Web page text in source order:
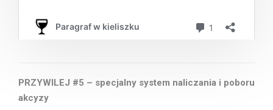
PRZYWILEJ #5 – specjalny system naliczania i poboru
akcyzy